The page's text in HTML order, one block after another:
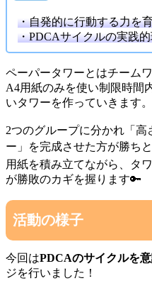
・自発的に行動する力を
・PDCAサイクルの実践
ペーパータワーとはチーム
A4用紙のみを使い制限時間
いタワーを作っていきます。
2つのグループに分かれ「
ー」を完成させた方が勝ち
用紙を積み立てながら、タ
が勝敗のカギを握ります🔑
活動の様子
今回はPDCAのサイクルを
ジを行いました！